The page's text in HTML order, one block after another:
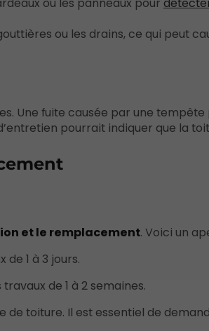
ou les drains, ce qui peut
Une fuite causée par une
pourrait indiquer que la
et le remplacement. Voici un
de 1 à 3 jours.
de 1 à 2 semaines.
toiture. Il est essentiel de